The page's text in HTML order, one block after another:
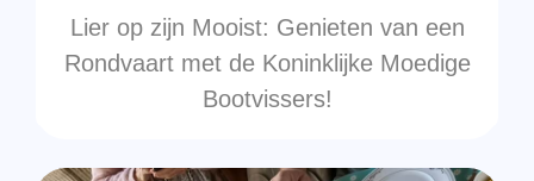
Lier op zijn Mooist: Genieten van een
Rondvaart met de Koninklijke Moedige
Bootvissers!